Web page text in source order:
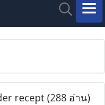
recept(288 อ่าน)